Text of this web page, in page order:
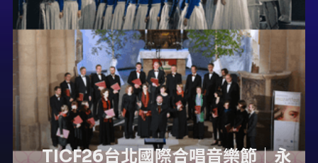
TICF26台北國際合唱音樂節｜永